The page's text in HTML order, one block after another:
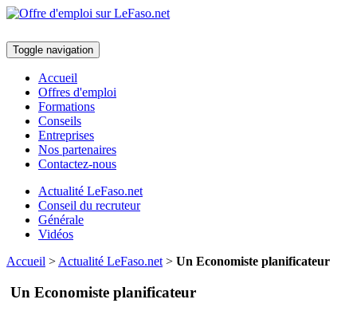
Toggle navigation
Accueil
Offres d'emploi
Formations
Conseils
Entreprises
Nos partenaires
Contactez-nous
Actualité LeFaso.net
Conseil du recruteur
Générale
Vidéos
Accueil > Actualité LeFaso.net > Un Economiste planificateur
Un Economiste planificateur